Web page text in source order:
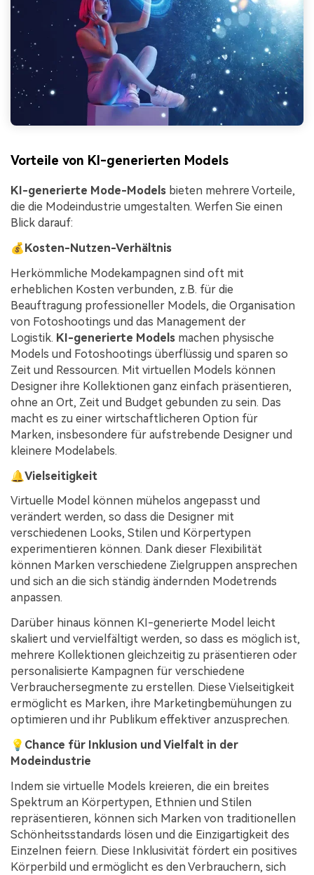
Vorteile von KI-generierten Models
KI-generierte Mode-Models bieten mehrere Vorteile,
die die Modeindustrie umgestalten. Werfen Sie einen
Blick darauf:
💰Kosten-Nutzen-Verhältnis
Herkömmliche Modekampagnen sind oft mit
erheblichen Kosten verbunden, z.B. für die
Beauftragung professioneller Models, die Organisation
von Fotoshootings und das Management der
Logistik. KI-generierte Models machen physische
Models und Fotoshootings überflüssig und sparen so
Zeit und Ressourcen. Mit virtuellen Models können
Designer ihre Kollektionen ganz einfach präsentieren,
ohne an Ort, Zeit und Budget gebunden zu sein. Das
macht es zu einer wirtschaftlicheren Option für
Marken, insbesondere für aufstrebende Designer und
kleinere Modelabels.
🔔Vielseitigkeit
Virtuelle Model können mühelos angepasst und
verändert werden, so dass die Designer mit
verschiedenen Looks, Stilen und Körpertypen
experimentieren können. Dank dieser Flexibilität
können Marken verschiedene Zielgruppen ansprechen
und sich an die sich ständig ändernden Modetrends
anpassen.
Darüber hinaus können KI-generierte Model leicht
skaliert und vervielfältigt werden, so dass es möglich ist,
mehrere Kollektionen gleichzeitig zu präsentieren oder
personalisierte Kampagnen für verschiedene
Verbrauchersegmente zu erstellen. Diese Vielseitigkeit
ermöglicht es Marken, ihre Marketingbemühungen zu
optimieren und ihr Publikum effektiver anzusprechen.
💡 Chance für Inklusion und Vielfalt in der
Modeindustrie
Indem sie virtuelle Models kreieren, die ein breites
Spektrum an Körpertypen, Ethnien und Stilen
repräsentieren, können sich Marken von traditionellen
Schönheitsstandards lösen und die Einzigartigkeit des
Einzelnen feiern. Diese Inklusivität fördert ein positives
Körperbild und ermöglicht es den Verbrauchern, sich